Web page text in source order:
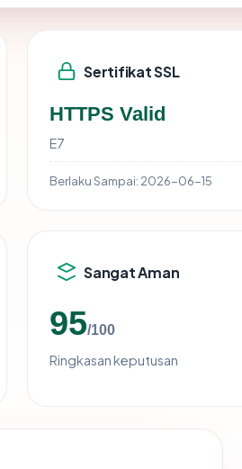
Sertifikat SSL
HTTPS Valid
E7
Berlaku Sampai: 2026-06-15
Sangat Aman
95/100
Ringkasan keputusan